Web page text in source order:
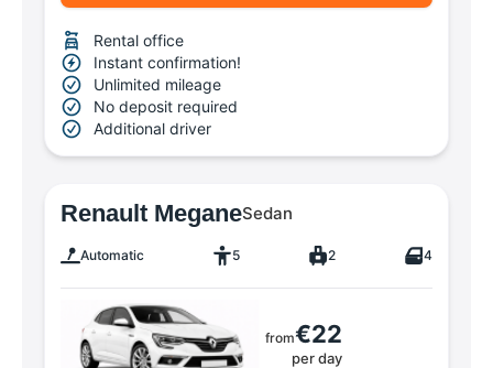
Rental office
Instant confirmation!
Unlimited mileage
No deposit required
Additional driver
Renault MeganeSedan
Automatic 5 2 4
from€22
per day